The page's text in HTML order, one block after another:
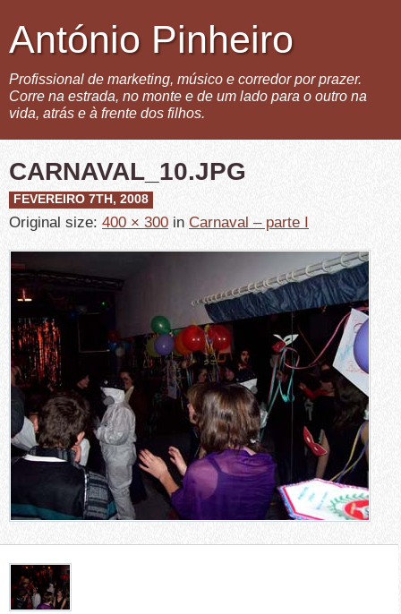
António Pinheiro
Profissional de marketing, músico e corredor por prazer.
Corre na estrada, no monte e de um lado para o outro na
vida, atrás e à frente dos filhos.
CARNAVAL_10.JPG
FEVEREIRO 7TH, 2008
Original size: 400 × 300 in Carnaval – parte I